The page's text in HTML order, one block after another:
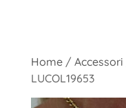
Home/ Accessori
LUCOL19653